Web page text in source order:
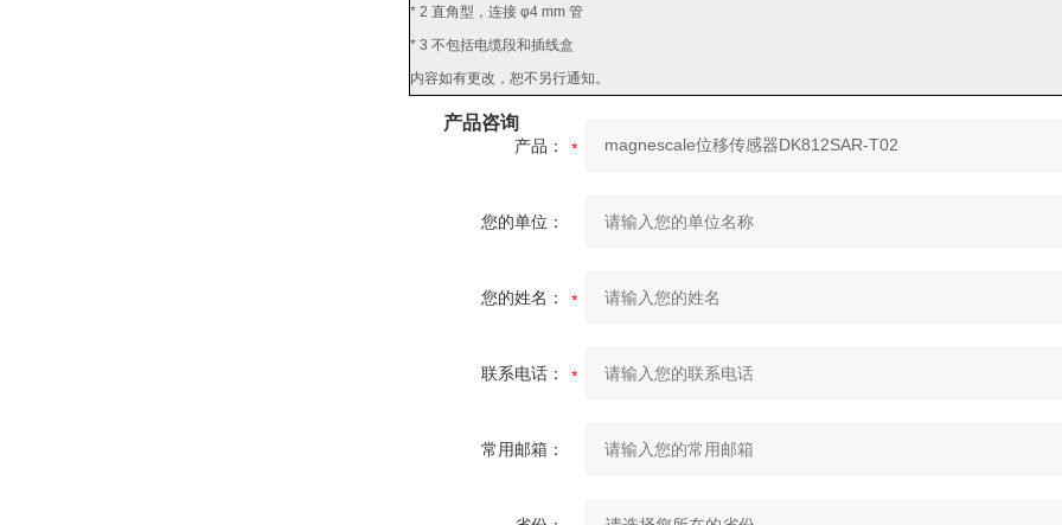
* 2 直角型，连接 φ4 mm 管
* 3 不包括电缆段和插线盒
内容如有更改，恕不另行通知。
产品咨询
产品：
您的单位：
您的姓名：
联系电话：
常用邮箱：